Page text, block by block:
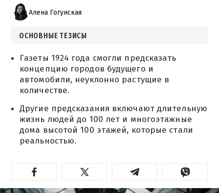
Алена Гогунская
ОСНОВНЫЕ ТЕЗИСЫ
Газеты 1924 года смогли предсказать
концепцию городов будущего и
автомобили, неуклонно растущие в
количестве.
Другие предсказания включают длительную
жизнь людей до 100 лет и многоэтажные
дома высотой 100 этажей, которые стали
реальностью.